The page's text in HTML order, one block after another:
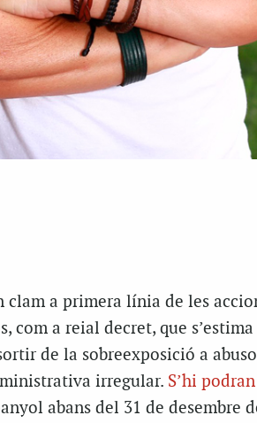
clam a primera línia de les
com a reial decret, que s’estima
de la sobreexposició a
irregular. S’hi
abans del 31 de desembre